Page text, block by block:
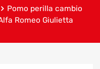
Pomo perilla cambio
Romeo Giulietta